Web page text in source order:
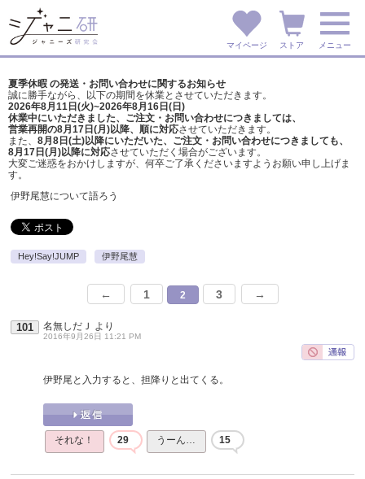
マイページ ストア メニュー
夏季休暇 の発送・お問い合わせに関するお知らせ
誠に勝手ながら、以下の期間を休業とさせていただきます。
2026年8月11日(火)~2026年8月16日(日)
休業中にいただきました、ご注文・お問い合わせにつきましては、
営業再開の8月17日(月)以降、順に対応させていただきます。
また、 8月8日(土)以降にいただいた、ご注文・ お問い合わせにつきましても、
8月17日(月)以降に対応させていただく場合がございます。
大変ご迷惑をおかけしますが、 何卒ご了承くださいますようお願い申し上げま
す。
伊野尾慧について語ろう
Hey!Say!JUMP 伊野尾慧
← 1 2 3 →
101 名無しだＪ より
2016年9月26日 11:21 PM
伊野尾と入力すると、担降りと出てくる。
それな！ 29 うーん… 15